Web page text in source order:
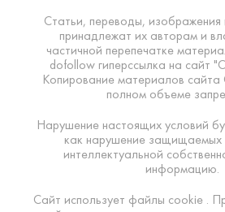
Статьи, переводы, изображения
принадлежат их авторам и
частичной перепечатке
dofollow гиперссылка на сайт
Копирование материалов
полном объеме
Нарушение настоящих условий
как нарушение защищаемых
интеллектуальной
информацию.
Сайт использует файлы cookie .